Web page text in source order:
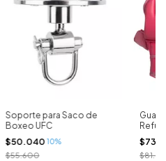
Soporte para Saco de
Boxeo UFC
$50.040 10%
$55.600